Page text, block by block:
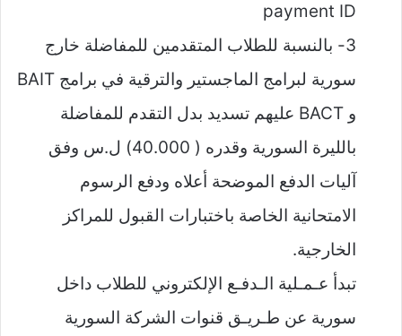
payment ID
3- بالنسبة للطلاب المتقدمين للمفاضلة خارج
سورية لبرامج الماجستير والترقية في برامج BAIT
و BACT عليهم تسديد بدل التقدم للمفاضلة
بالليرة السورية وقدره ( 40.000) ل.س وفق
آليات الدفع الموضحة أعلاه ودفع الرسوم
الامتحانية الخاصة باختبارات القبول للمراكز
الخارجية.
تبدأ عـمـلية الـدفـع الإلكتروني للطلاب داخل
سورية عن طـريـق قنوات الشركة السورية